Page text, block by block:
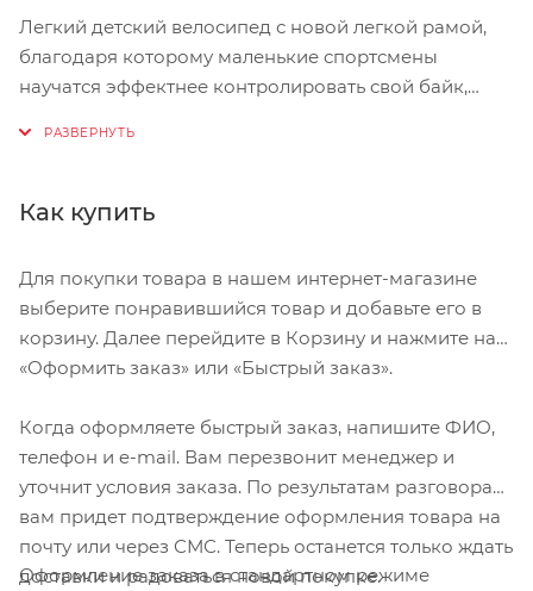
Легкий детский велосипед с новой легкой рамой,
благодаря которому маленькие спортсмены
научатся эффектнее контролировать свой байк,
удовольствие от катания — компоненты
достаточна для большинства семейных поездок,
быстрые и цепкие покрышки отлично подходят для
велосипедных дорожек и грунтовых дорог. Новая
комбинация руля и выноса идеально подходит для
велосипедиста, включая седло именитого
итальянского бренда Selle Royal Junior.
Эта модель подходит для детей от 100 до 120 см
ростом
Как купить
Для покупки товара в нашем интернет-магазине
выберите понравившийся товар и добавьте его в
корзину. Далее перейдите в Корзину и нажмите на
«Оформить заказ» или «Быстрый заказ».
Когда оформляете быстрый заказ, напишите ФИО,
телефон и e-mail. Вам перезвонит менеджер и
уточнит условия заказа. По результатам разговора
вам придет подтверждение оформления товара на
почту или через СМС. Теперь останется только ждать
доставки и радоваться новой покупке.
Оформление заказа в стандартном режиме